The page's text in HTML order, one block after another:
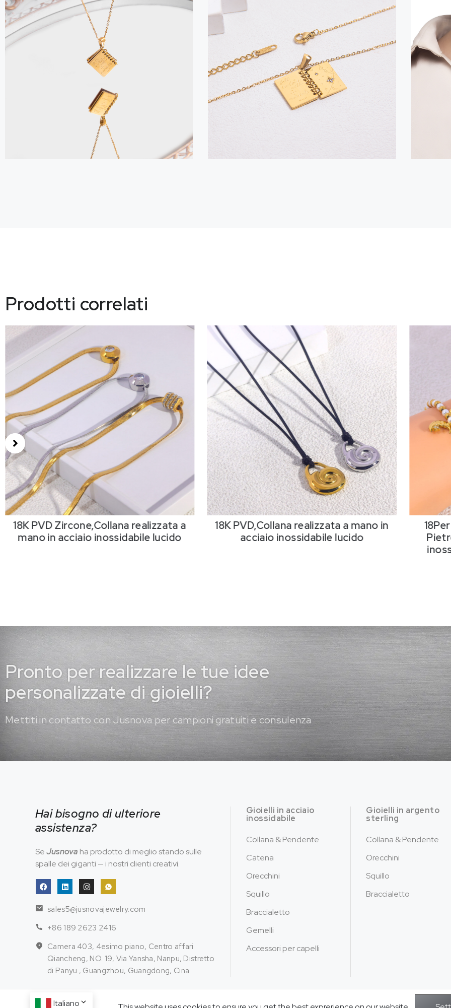
Prodotti correlati
18K PVD Zircone,Collana realizzata a
mano in acciaio inossidabile lucido
18K PVD,Collana realizzata a mano in
acciaio inossidabile lucido
Pronto per realizzare le tue idee
personalizzate di gioielli?
Mettiti in contatto con Jusnova per campioni gratuiti e consulenza
Hai bisogno di ulteriore
assistenza?
SeJusnova ha prodotto di meglio stando sulle
spalle dei giganti — i nostri clienti creativi.
sales5@jusnovajewelry.com
+86 189 2623 2416
Camera 403, 4esimo piano, Centro affari
Qiancheng, NO. 19, Via Yansha, Nanpu, Distretto
di Panyu., Guangzhou, Guangdong, Cina
Gioielli in acciaio
inossidabile
Collana & Pendente
Catena
Orecchini
Squillo
Braccialetto
Gemelli
Accessori per capelli
Gioielli in argento
sterling
Collana & Pendente
Orecchini
Squillo
Braccialetto
Italiano